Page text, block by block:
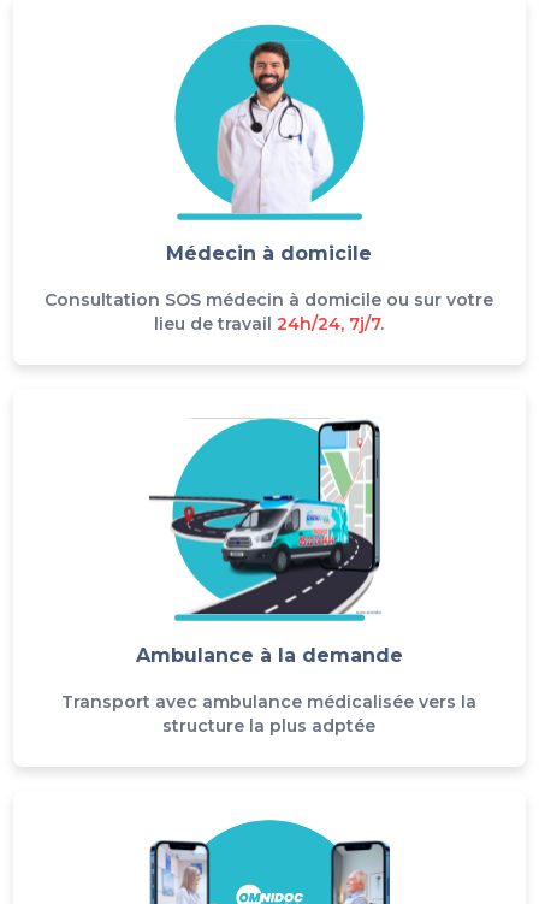
Médecin à domicile
Consultation SOS médecin à domicile ou sur votre
lieu de travail 24h/24, 7j/7.
Ambulance à la demande
Transport avec ambulance médicalisée vers la
structure la plus adptée